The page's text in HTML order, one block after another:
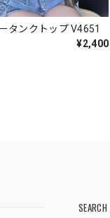
タンクトップ V4651
¥2,400
SEARCH